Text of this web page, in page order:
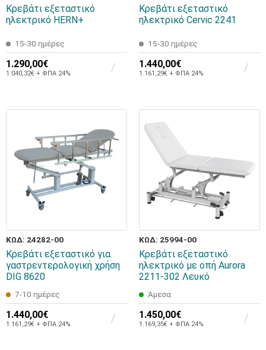
Κρεβάτι εξεταστικό
ηλεκτρικό HERN+
15-30 ημέρες
1.290,00€
1.040,32€ + ΦΠΑ 24%
Κρεβάτι εξεταστικό
ηλεκτρικό Cervic 2241
15-30 ημέρες
1.440,00€
1.161,29€ + ΦΠΑ 24%
ΚΩΔ: 24282-00
Κρεβάτι εξεταστικό για
γαστρεντερολογική χρήση
DIG 8620
7-10 ημέρες
1.440,00€
1.161,29€ + ΦΠΑ 24%
ΚΩΔ: 25994-00
Κρεβάτι εξεταστικό
ηλεκτρικό με οπή Aurora
2211-302 Λευκό
Άμεσα
1.450,00€
1.169,35€ + ΦΠΑ 24%